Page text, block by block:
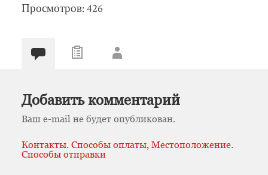
Просмотров: 426
Добавить комментарий
Ваш e-mail не будет опубликован.
Контакты. Способы оплаты, Местоположение.
Способы отправки